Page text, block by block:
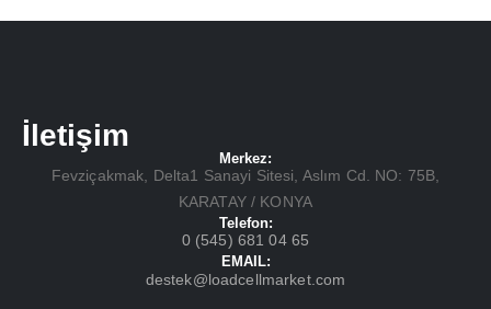
İletişim
Merkez:
Fevziçakmak, Delta1 Sanayi Sitesi, Aslım Cd. NO: 75B,
KARATAY / KONYA
Telefon:
0 (545) 681 04 65
EMAIL:
destek@loadcellmarket.com